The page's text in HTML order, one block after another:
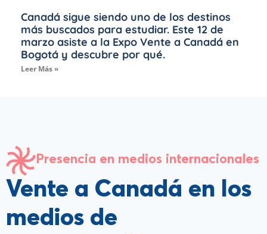
Canadá sigue siendo uno de los destinos
más buscados para estudiar. Este 12 de
marzo asiste a la Expo Vente a Canadá en
Bogotá y descubre por qué.
Leer Más »
Presencia en medios internacionales
Vente a Canadá en los
medios de